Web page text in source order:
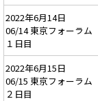
2022年6月14日
06/14 東京フォーラム
１日目
2022年6月15日
06/15 東京フォーラム
２日目